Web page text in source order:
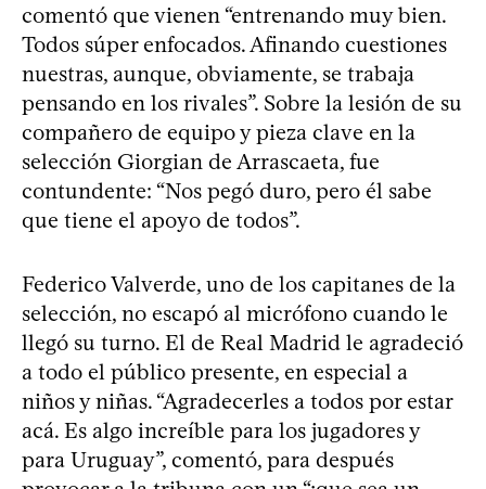
comentó que vienen “entrenando muy bien.
Todos súper enfocados. Afinando cuestiones
nuestras, aunque, obviamente, se trabaja
pensando en los rivales”. Sobre la lesión de su
compañero de equipo y pieza clave en la
selección Giorgian de Arrascaeta, fue
contundente: “Nos pegó duro, pero él sabe
que tiene el apoyo de todos”.
Federico Valverde, uno de los capitanes de la
selección, no escapó al micrófono cuando le
llegó su turno. El de Real Madrid le agradeció
a todo el público presente, en especial a
niños y niñas. “Agradecerles a todos por estar
acá. Es algo increíble para los jugadores y
para Uruguay”, comentó, para después